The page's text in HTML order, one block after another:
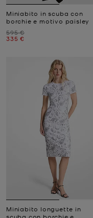
Miniabito in scuba con
borchie e motivo paisley
Prezzo iniziale
595 €
Prezzo attuale
335 €
Miniabito longuette in
scuba con borchie e